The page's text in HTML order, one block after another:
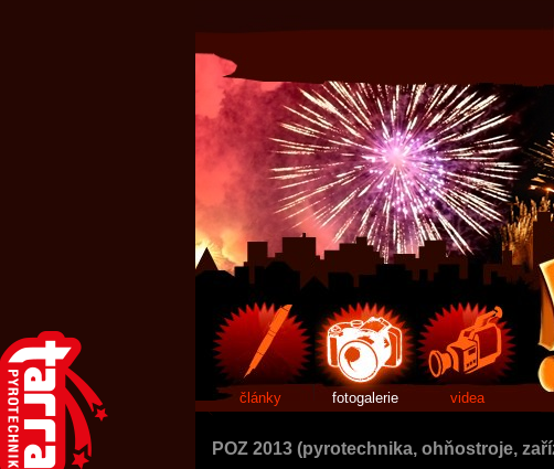
články fotogalerie videa
POZ 2013 (pyrotechnika, ohňostroje,